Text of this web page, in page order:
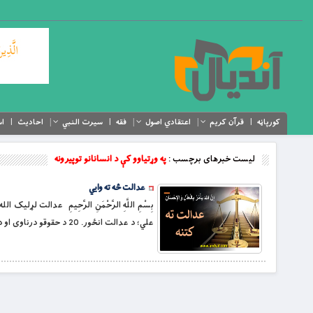
کورپاڼه قرآن کریم اعتقادي اصول فقه سیرت النبي احادیث
لیست خبرهای برچسب :په وړتیاوو کې د انسانانو توپيرونه
عدالت څه ته وايي
علي؛ د عدالت انځور. 20 د حقوقو درناوى او د دنيا سپکاوى.. 25 ذاتي ارزښت او نسبي ارزښت.. 26 انساني لوړ منطق.. 30 ټولنيز سول. 33 په […]